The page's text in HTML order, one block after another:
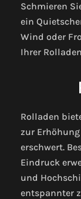
Schmieren
ein
Wind oder
Ihrer
Rolladen
zur
erschwert.
Eindruck
und
entspannter